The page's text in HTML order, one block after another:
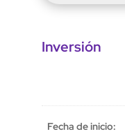
Inversión
Fecha de inicio: